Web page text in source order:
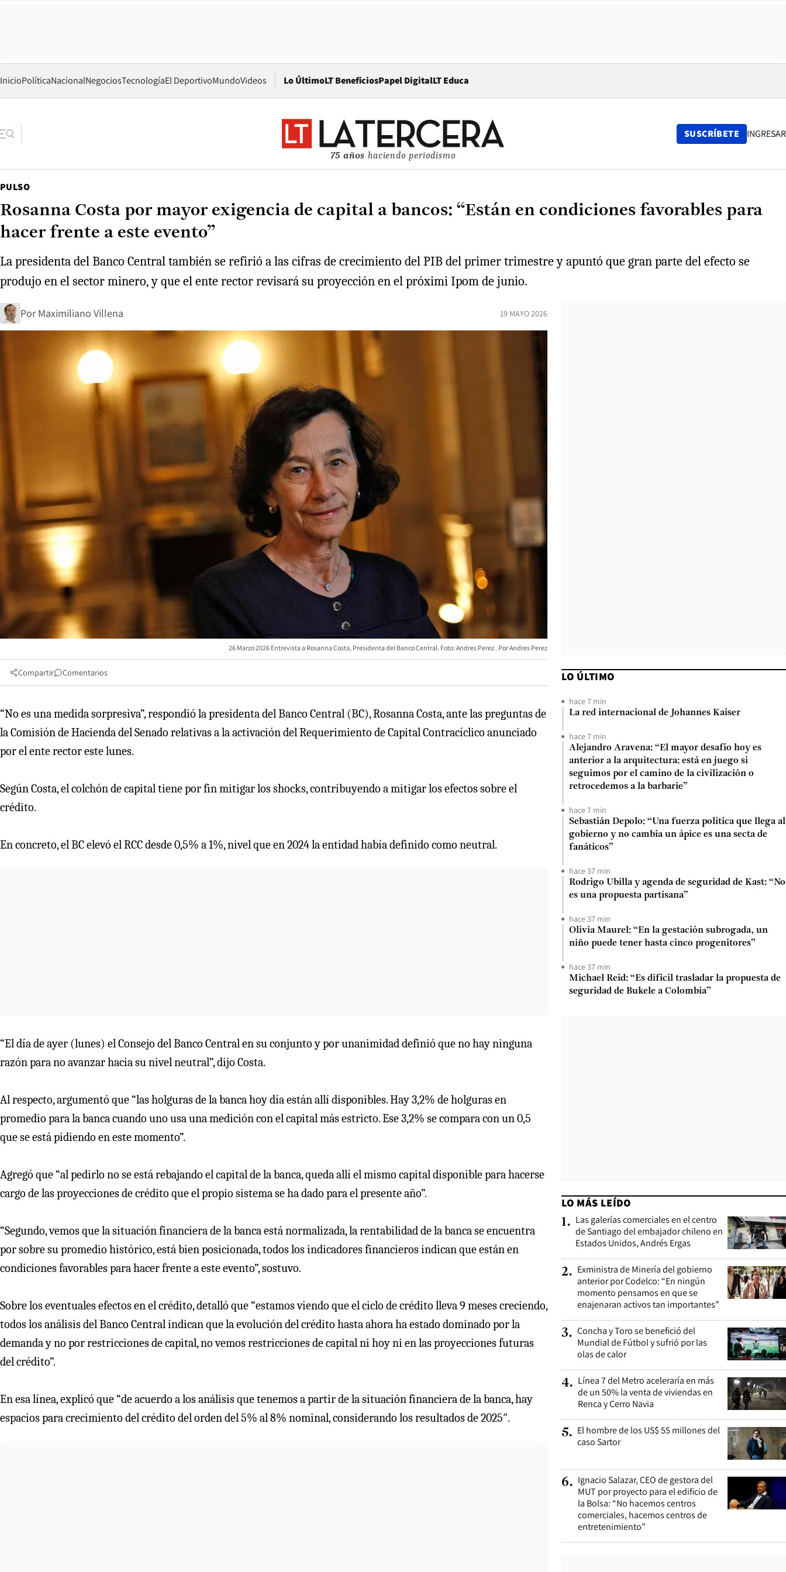
InicioPolíticaNacionalNegociosTecnologíaEl DeportivoMundoVideos Lo ÚltimoLT BeneficiosPapel DigitalOpens in new window
LT Educa
75 años haciendo periodismo
SUSCRÍBETE INGRESAR
PULSO
Rosanna Costa por mayor exigencia de capital a bancos: “Están en condiciones favorables para
hacer frente a este evento”
La presidenta del Banco Central también se refirió a las cifras de crecimiento del PIB del primer trimestre y apuntó que gran parte del efecto se
produjo en el sector minero, y que el ente rector revisará su proyección en el próximi Ipom de junio.
Por Maximiliano Villena 19 MAYO 2026
26 Marzo 2026 Entrevista a Rosanna Costa, Presidenta del Banco Central. Foto: Andres Perez Andres Perez
Compartir Comentarios
“No es una medida sorpresiva”, respondió la presidenta del Banco Central (BC), Rosanna Costa, ante las preguntas de
la Comisión de Hacienda del Senado relativas a la activación del Requerimiento de Capital Contracíclico anunciado
por el ente rector este lunes.
Según Costa, el colchón de capital tiene por fin mitigar los shocks, contribuyendo a mitigar los efectos sobre el
crédito.
En concreto, el BC elevó el RCC desde 0,5% a 1%, nivel que en 2024 la entidad había definido como neutral.
“El día de ayer (lunes) el Consejo del Banco Central en su conjunto y por unanimidad definió que no hay ninguna
razón para no avanzar hacia su nivel neutral”, dijo Costa.
Al respecto, argumentó que “las holguras de la banca hoy día están allí disponibles. Hay 3,2% de holguras en
promedio para la banca cuando uno usa una medición con el capital más estricto. Ese 3,2% se compara con un 0,5
que se está pidiendo en este momento”.
Agregó que “al pedirlo no se está rebajando el capital de la banca, queda allí el mismo capital disponible para hacerse
cargo de las proyecciones de crédito que el propio sistema se ha dado para el presente año”.
“Segundo, vemos que la situación financiera de la banca está normalizada, la rentabilidad de la banca se encuentra
por sobre su promedio histórico, está bien posicionada, todos los indicadores financieros indican que están en
condiciones favorables para hacer frente a este evento”, sostuvo.
Sobre los eventuales efectos en el crédito, detalló que “estamos viendo que el ciclo de crédito lleva 9 meses creciendo,
todos los análisis del Banco Central indican que la evolución del crédito hasta ahora ha estado dominado por la
demanda y no por restricciones de capital, no vemos restricciones de capital ni hoy ni en las proyecciones futuras
del crédito”.
En esa línea, explicó que “de acuerdo a los análisis que tenemos a partir de la situación financiera de la banca, hay
espacios para crecimiento del crédito del orden del 5% al 8% nominal, considerando los resultados de 2025″.
LO ÚLTIMO
hace 7 min
La red internacional de Johannes Kaiser
hace 7 min
Alejandro Aravena: “El mayor desafío hoy es
anterior a la arquitectura: está en juego si
seguimos por el camino de la civilización o
retrocedemos a la barbarie”
hace 7 min
Sebastián Depolo: “Una fuerza política que llega al
gobierno y no cambia un ápice es una secta de
fanáticos”
hace 37 min
Rodrigo Ubilla y agenda de seguridad de Kast: “No
es una propuesta partisana”
hace 37 min
Olivia Maurel: “En la gestación subrogada, un
niño puede tener hasta cinco progenitores”
hace 37 min
Michael Reid: “Es difícil trasladar la propuesta de
seguridad de Bukele a Colombia”
LO MÁS LEÍDO
1. Las galerías comerciales en el centro
de Santiago del embajador chileno en
Estados Unidos, Andrés Ergas
2. Exministra de Minería del gobierno
anterior por Codelco: “En ningún
momento pensamos en que se
enajenaran activos tan importantes”
3. Concha y Toro se benefició del
Mundial de Fútbol y sufrió por las
olas de calor
4. Línea 7 del Metro aceleraría en más
de un 50% la venta de viviendas en
Renca y Cerro Navia
5. El hombre de los US$ 55 millones del
caso Sartor
6. Ignacio Salazar, CEO de gestora del
MUT por proyecto para el edificio de
la Bolsa: “No hacemos centros
comerciales, hacemos centros de
entretenimiento”